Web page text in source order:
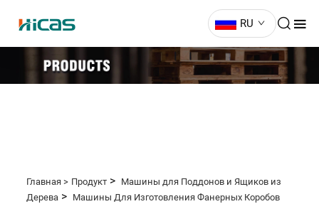
RU
Главная > Продукт> Машины для Поддонов и Ящиков из
Дерева> Машины Для Изготовления Фанерных Коробов